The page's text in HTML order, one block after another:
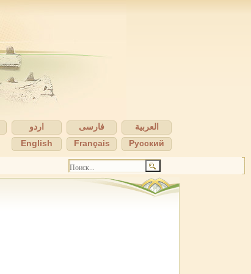
العربية فارسی اردو
Pусский
Français
English